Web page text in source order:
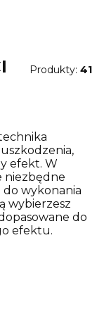
Produkty: 41
efekt. W
niezbędne
do wykonania
wybierzesz
do
efektu.